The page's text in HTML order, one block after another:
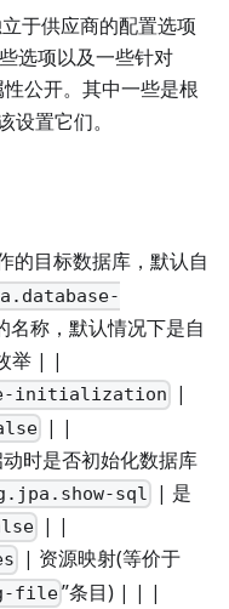
于供应商的配置选项
选项以及一些针对
公开。其中一些是根
置它们。
的目标数据库，默认自
称，默认情况下是自
举 | |
initialization |
| |
时是否初始化数据库
sql
| 是
| |
| 资源映射(等价于
file”条目) | | |